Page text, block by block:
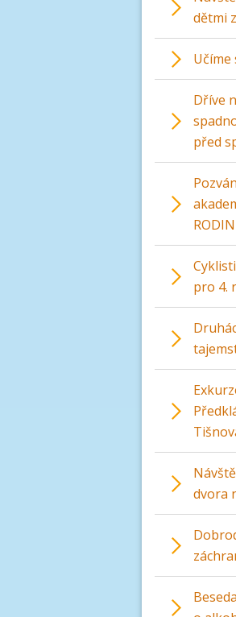
dětmi
Učíme
Dříve
před
RODIN
pro 4.
dvora